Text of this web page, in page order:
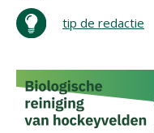
tip de redactie